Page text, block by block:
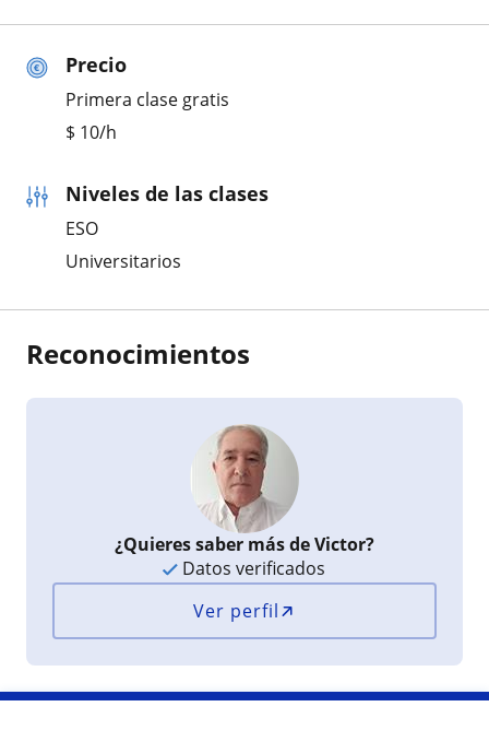
Precio
Primera clase gratis
$ 10/h
Niveles de las clases
ESO
Universitarios
Reconocimientos
¿Quieres saber más de Victor?
Datos verificados
Ver perfil